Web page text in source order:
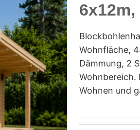
6x12m,
Wohnfläche,
Dämmung, 2
Wohnbereich.
Wohnen und